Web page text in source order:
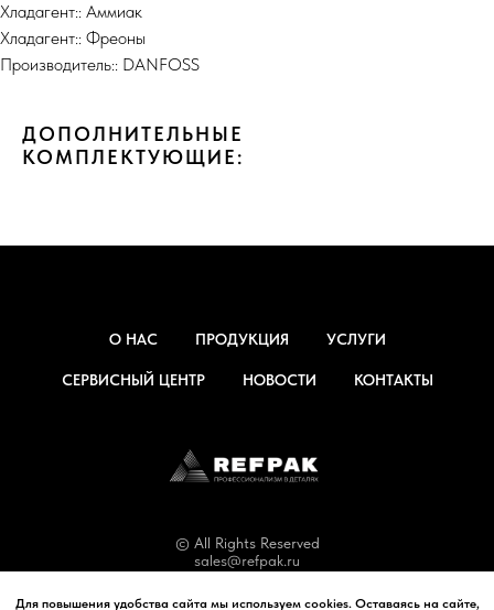
Хладагент:: Аммиак
Хладагент:: Фреоны
Производитель:: DANFOSS
ДОПОЛНИТЕЛЬНЫЕ
КОМПЛЕКТУЮЩИЕ:
О НАС ПРОДУКЦИЯ УСЛУГИ
СЕРВИСНЫЙ ЦЕНТР НОВОСТИ КОНТАКТЫ
© All Rights Reserved
sales@refpak.ru
Для повышения удобства сайта мы используем cookies. Оставаясь на сайте,